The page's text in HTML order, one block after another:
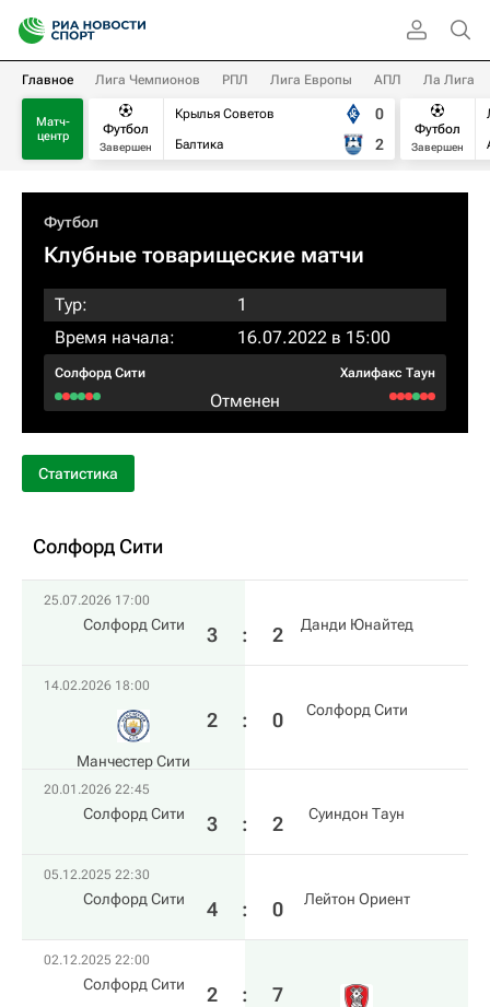
Главное Лига Чемпионов РПЛ Лига Европы АПЛ Ла Лига
Матч-
центр
Футбол
Завершен
Крылья Советов
Балтика
0
2
Футбол
Завершен
Футбол
Клубные товарищеские матчи
Тур:
1
Время начала:
16.07.2022 в 15:00
Солфорд Сити
Отменен
Халифакс Таун
Статистика
Солфорд Сити
25.07.2026 17:00
Солфорд Сити 3 : 2 Данди Юнайтед
14.02.2026 18:00
Манчестер Сити
2 : 0 Солфорд Сити
20.01.2026 22:45
Солфорд Сити 3 : 2 Суиндон Таун
05.12.2025 22:30
Солфорд Сити 4 : 0 Лейтон Ориент
02.12.2025 22:00
Солфорд Сити 2 : 7